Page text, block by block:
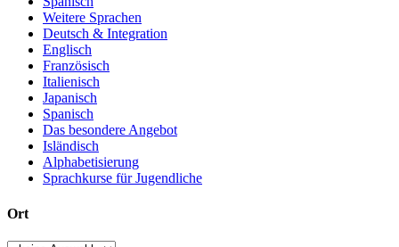
Weitere Sprachen
Deutsch & Integration
Englisch
Französisch
Italienisch
Japanisch
Spanisch
Das besondere Angebot
Isländisch
Alphabetisierung
Sprachkurse für Jugendliche
Ort